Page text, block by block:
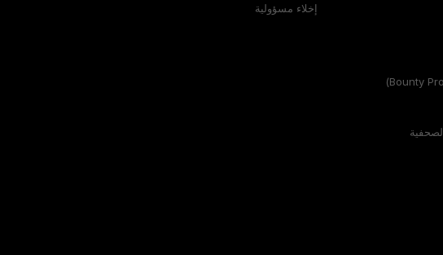
إخلاء مسؤولية